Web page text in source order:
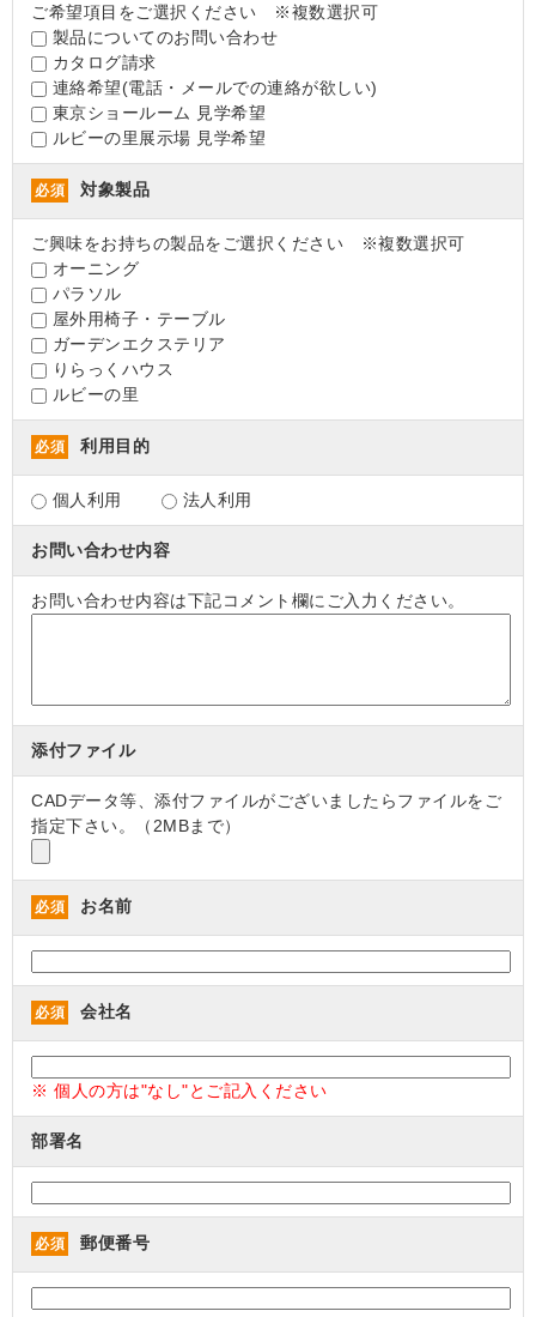
ご希望項目をご選択ください ※複数選択可
製品についてのお問い合わせ
カタログ請求
連絡希望(電話・メールでの連絡が欲しい)
東京ショールーム 見学希望
ルビーの里展示場 見学希望
必須 対象製品
ご興味をお持ちの製品をご選択ください ※複数選択可
オーニング
パラソル
屋外用椅子・テーブル
ガーデンエクステリア
りらっくハウス
ルビーの里
必須 利用目的
個人利用 法人利用
お問い合わせ内容
お問い合わせ内容は下記コメント欄にご入力ください。
添付ファイル
CADデータ等、添付ファイルがございましたらファイルをご
指定下さい。（2MBまで）
必須 お名前
必須 会社名
※ 個人の方は"なし"とご記入ください
部署名
必須 郵便番号